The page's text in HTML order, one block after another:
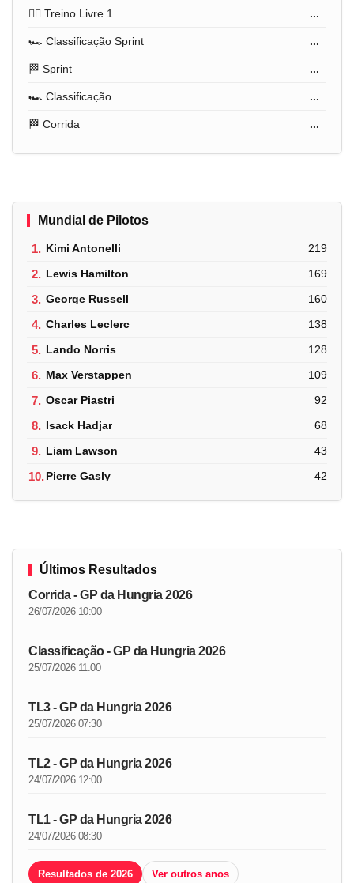
🏋️‍♂️ Treino Livre 1
...
🏎️ Classificação Sprint ...
🏁 Sprint ...
🏎️ Classificação ...
🏁 Corrida ...
Mundial de Pilotos
1. Kimi Antonelli 219
2. Lewis Hamilton 169
3. George Russell 160
4. Charles Leclerc 138
5. Lando Norris 128
6. Max Verstappen 109
7. Oscar Piastri 92
8. Isack Hadjar 68
9. Liam Lawson 43
10.Pierre Gasly 42
Últimos Resultados
Corrida - GP da Hungria 2026
26/07/2026 10:00
Classificação - GP da Hungria 2026
25/07/2026 11:00
TL3 - GP da Hungria 2026
25/07/2026 07:30
TL2 - GP da Hungria 2026
24/07/2026 12:00
TL1 - GP da Hungria 2026
24/07/2026 08:30
Resultados de 2026 Ver outros anos